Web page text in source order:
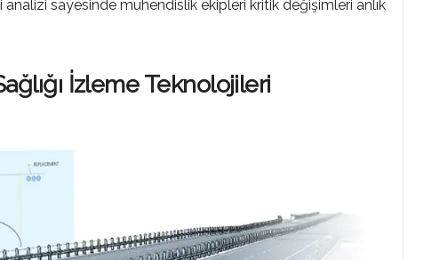
sayesinde mühendislik ekipleri kritik değişimleri anlık
İzleme Teknolojileri